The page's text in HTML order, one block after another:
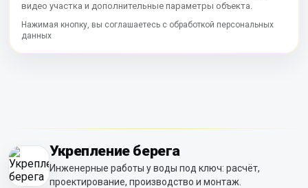
видео участка и дополнительные параметры объекта.
Нажимая кнопку, вы соглашаетесь с обработкой персональных
данных
Укрепление берега
Инженерные работы у воды под ключ: расчёт,
проектирование, производство и монтаж.